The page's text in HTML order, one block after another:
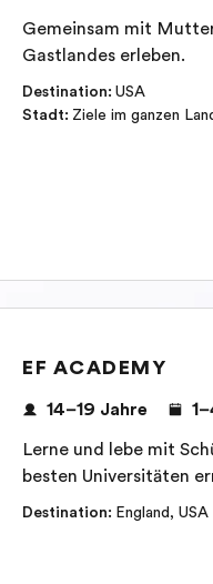
Gemeinsam mit
Gastlandes erleben.
Destination: USA
Stadt: Ziele im ganzen
EF ACADEMY
14–19 Jahre
Lerne und lebe mit
besten Universitäten
Destination: England, USA